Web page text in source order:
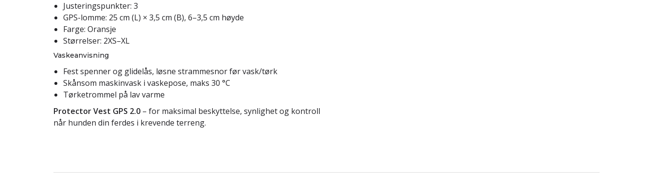
Justeringspunkter: 3
GPS-lomme: 25 cm (L) × 3,5 cm (B), 6–3,5 cm høyde
Farge: Oransje
Størrelser: 2XS–XL
Vaskeanvisning
Fest spenner og glidelås, løsne strammesnor før vask/tørk
Skånsom maskinvask i vaskepose, maks 30 °C
Tørketrommel på lav varme
Protector Vest GPS 2.0 – for maksimal beskyttelse, synlighet og kontroll
når hunden din ferdes i krevende terreng.